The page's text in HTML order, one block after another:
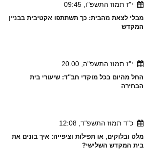
י"ז תמוז התשפ"ו, 09:45
מבלי לצאת מהבית: כך תשתתפו אקטיבית בבניין
המקדש
י"ז תמוז התשפ"ה, 20:00
החל מהיום בכל מוקדי חב"ד: שיעורי בית
הבחירה
כ"ד תמוז התשפ"ד, 12:08
מלט ובלוקים, או תפילות וציפייה: איך בונים את
בית המקדש השלישי?